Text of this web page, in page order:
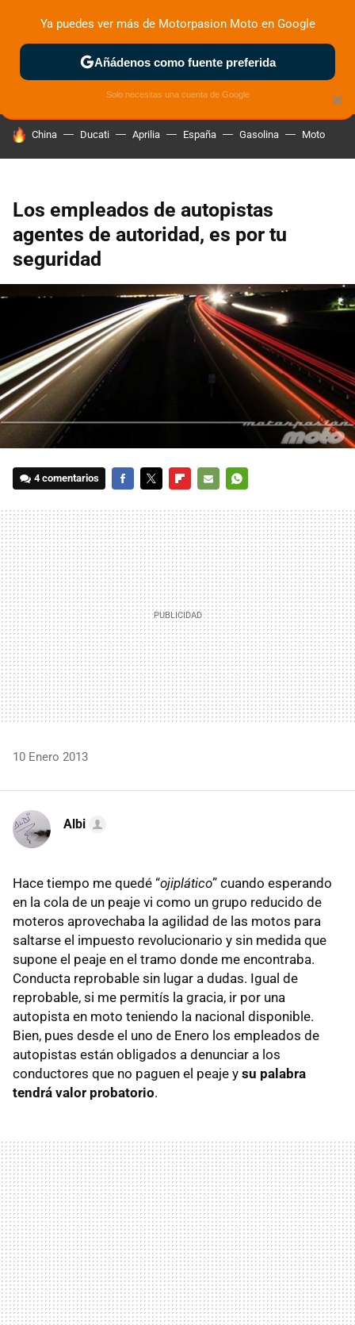
ZONA DE PRUEBAS DEPORTIVAS MOTOS ELÉCTRICAS
HOY SE HABLA DE
China Ducati Aprilia España Gasolina Moto
Los empleados de autopistas
agentes de autoridad, es por tu
seguridad
4 comentarios
MAIL
10 Enero 2013
Albi
Hace tiempo me quedé “ojiplático” cuando esperando
en la cola de un peaje vi como un grupo reducido de
moteros aprovechaba la agilidad de las motos para
saltarse el impuesto revolucionario y sin medida que
supone el peaje en el tramo donde me encontraba.
Conducta reprobable sin lugar a dudas. Igual de
reprobable, si me permitís la gracia, ir por una
autopista en moto teniendo la nacional disponible.
Bien, pues desde el uno de Enero los empleados de
autopistas están obligados a denunciar a los
conductores que no paguen el peaje y su palabra
tendrá valor probatorio.
×
Ya puedes ver más de Motorpasion Moto en Google
Añádenos como fuente preferida
Solo necesitas una cuenta de Google